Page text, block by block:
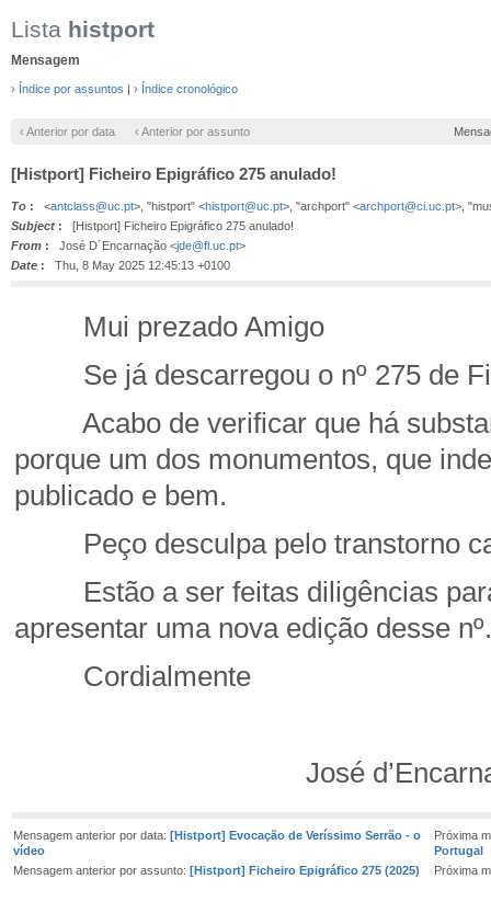
Lista histport
Mensagem
› Índice por assuntos | › Índice cronológico
‹ Anterior por data ‹ Anterior por assunto
[Histport] Ficheiro Epigráfico 275 anulado!
To : <antclass@uc.pt>, "histport" <histport@uc.pt>, "archport" <archport@ci.uc.pt>,
Subject : [Histport] Ficheiro Epigráfico 275 anulado!
From : José D´Encarnação <jde@fl.uc.pt>
Date : Thu, 8 May 2025 12:45:13 +0100
Mui prezado Amigo
Se já descarregou o nº 275 de
Acabo de verificar que há
porque um dos monumentos, que
publicado e bem.
Peço desculpa pelo transtorno
Estão a ser feitas diligências
apresentar uma nova edição desse nº.
Cordialmente
José
Mensagem anterior por data: [Histport] Evocação de Veríssimo Serrão - o
vídeo
Próxima
Portugal
Mensagem anterior por assunto: [Histport] Ficheiro Epigráfico 275 (2025) Próxima